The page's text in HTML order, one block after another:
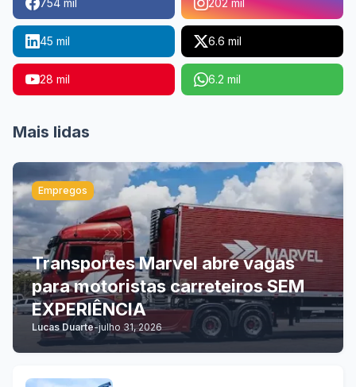
754 mil 202 mil
45 mil 6.6 mil
28 mil 6.2 mil
Mais lidas
Empregos
Transportes Marvel abre vagas
para motoristas carreteiros SEM
EXPERIÊNCIA
Lucas Duarte-julho 31, 2026